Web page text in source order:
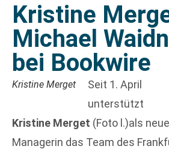
Kristine
Michael
bei Bookwire
Kristine Merget
Seit 1. April
unterstützt
Kristine Merget (Foto l.)als
Managerin das Team des